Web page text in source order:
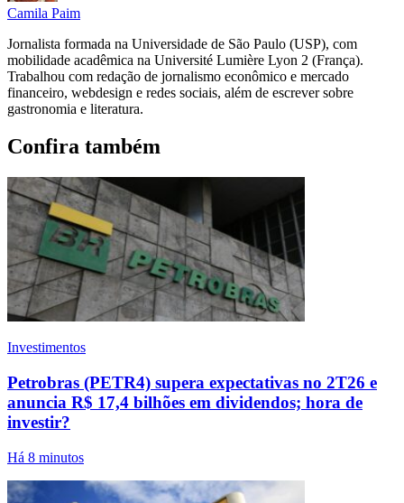
Camila Paim
Jornalista formada na Universidade de São Paulo (USP), com
mobilidade acadêmica na Université Lumière Lyon 2 (França).
Trabalhou com redação de jornalismo econômico e mercado
financeiro, webdesign e redes sociais, além de escrever sobre
gastronomia e literatura.
Confira também
Investimentos
Petrobras (PETR4) supera expectativas no 2T26 e
anuncia R$ 17,4 bilhões em dividendos; hora de
investir?
Há 8 minutos